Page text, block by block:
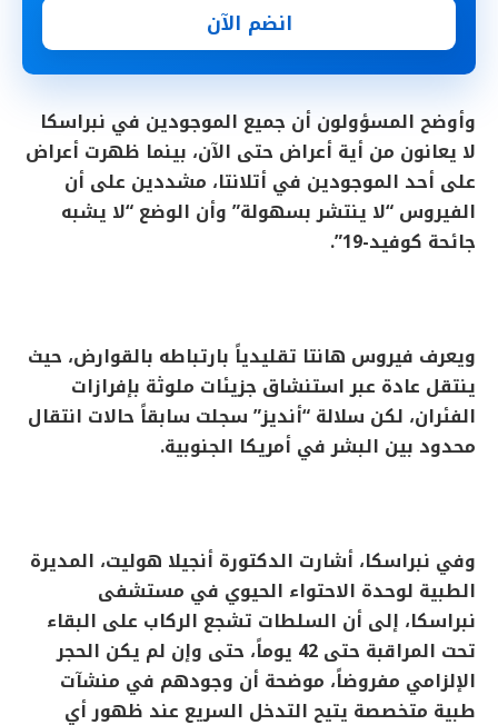
انضم الآن
وأوضح المسؤولون أن جميع الموجودين في نبراسكا
لا يعانون من أية أعراض حتى الآن، بينما ظهرت أعراض
على أحد الموجودين في أتلانتا، مشددين على أن
الفيروس “لا ينتشر بسهولة” وأن الوضع “لا يشبه
جائحة كوفيد-19”.
ويعرف فيروس هانتا تقليدياً بارتباطه بالقوارض، حيث
ينتقل عادة عبر استنشاق جزيئات ملوثة بإفرازات
الفئران، لكن سلالة “أنديز” سجلت سابقاً حالات انتقال
محدود بين البشر في أمريكا الجنوبية.
وفي نبراسكا، أشارت الدكتورة أنجيلا هوليت، المديرة
الطبية لوحدة الاحتواء الحيوي في مستشفى
نبراسكا، إلى أن السلطات تشجع الركاب على البقاء
تحت المراقبة حتى 42 يوماً، حتى وإن لم يكن الحجر
الإلزامي مفروضاً، موضحة أن وجودهم في منشآت
طبية متخصصة يتيح التدخل السريع عند ظهور أي